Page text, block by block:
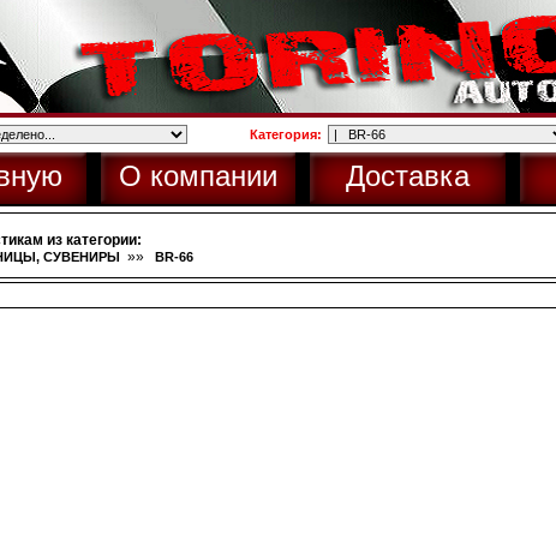
Категория:
О компании Доставка
из категории:
СУВЕНИРЫ »» BR-66